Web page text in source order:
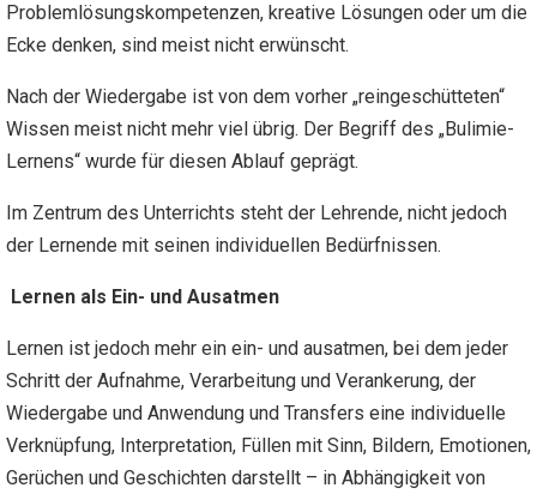
Problemlösungskompetenzen, kreative Lösungen oder um die
Ecke denken, sind meist nicht erwünscht.
Nach der Wiedergabe ist von dem vorher „reingeschütteten“
Wissen meist nicht mehr viel übrig. Der Begriff des „Bulimie-
Lernens“ wurde für diesen Ablauf geprägt.
Im Zentrum des Unterrichts steht der Lehrende, nicht jedoch
der Lernende mit seinen individuellen Bedürfnissen.
Lernen als Ein- und Ausatmen
Lernen ist jedoch mehr ein ein- und ausatmen, bei dem jeder
Schritt der Aufnahme, Verarbeitung und Verankerung, der
Wiedergabe und Anwendung und Transfers eine individuelle
Verknüpfung, Interpretation, Füllen mit Sinn, Bildern, Emotionen,
Gerüchen und Geschichten darstellt – in Abhängigkeit von